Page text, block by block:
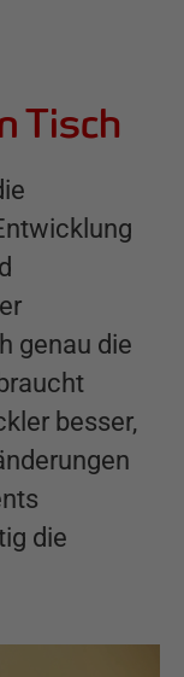
Tisch
genau die
besser,
die